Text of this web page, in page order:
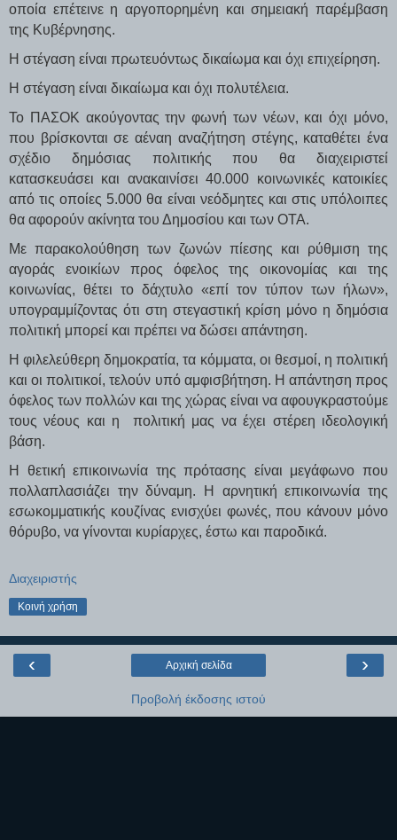
οποία επέτεινε η αργοπορημένη και σημειακή παρέμβαση
της Κυβέρνησης.
Η στέγαση είναι πρωτευόντως δικαίωμα και όχι επιχείρηση.
Η στέγαση είναι δικαίωμα και όχι πολυτέλεια.
Το ΠΑΣΟΚ ακούγοντας την φωνή των νέων, και όχι μόνο,
που βρίσκονται σε αέναη αναζήτηση στέγης, καταθέτει ένα
σχέδιο δημόσιας πολιτικής που θα διαχειριστεί
κατασκευάσει και ανακαινίσει 40.000 κοινωνικές κατοικίες
από τις οποίες 5.000 θα είναι νεόδμητες και στις υπόλοιπες
θα αφορούν ακίνητα του Δημοσίου και των ΟΤΑ.
Με παρακολούθηση των ζωνών πίεσης και ρύθμιση της
αγοράς ενοικίων προς όφελος της οικονομίας και της
κοινωνίας, θέτει το δάχτυλο «επί τον τύπον των ήλων»,
υπογραμμίζοντας ότι στη στεγαστική κρίση μόνο η δημόσια
πολιτική μπορεί και πρέπει να δώσει απάντηση.
Η φιλελεύθερη δημοκρατία, τα κόμματα, οι θεσμοί, η πολιτική
και οι πολιτικοί, τελούν υπό αμφισβήτηση. Η απάντηση προς
όφελος των πολλών και της χώρας είναι να αφουγκραστούμε
τους νέους και η πολιτική μας να έχει στέρεη ιδεολογική
βάση.
Η θετική επικοινωνία της πρότασης είναι μεγάφωνο που
πολλαπλασιάζει την δύναμη. Η αρνητική επικοινωνία της
εσωκομματικής κουζίνας ενισχύει φωνές, που κάνουν μόνο
θόρυβο, να γίνονται κυρίαρχες, έστω και παροδικά.
Διαχειριστής
Κοινή χρήση
‹ ›
Αρχική σελίδα
Προβολή έκδοσης ιστού